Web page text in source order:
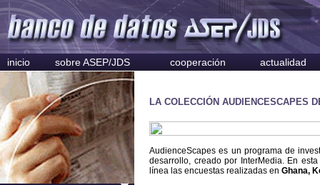
inicio sobre ASEP/JDS cooperación actualidad
LA COLECCIÓN AUDIENCESCAPES
AudienceScapes es un programa de
desarrollo, creado por InterMedia. En
línea las encuestas realizadas en Ghana,